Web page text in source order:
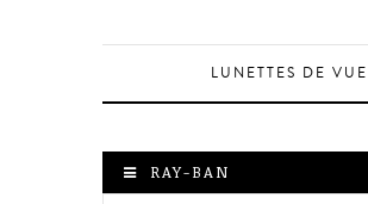
LUNETTES DE VUE
RAY-BAN